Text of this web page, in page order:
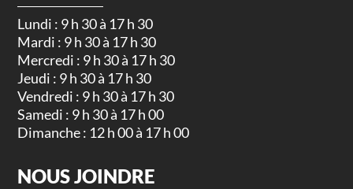
Lundi : 9 h 30 à 17 h 30
Mardi : 9 h 30 à 17 h 30
Mercredi : 9 h 30 à 17 h 30
Jeudi : 9 h 30 à 17 h 30
Vendredi : 9 h 30 à 17 h 30
Samedi : 9 h 30 à 17 h 00
Dimanche : 12 h 00 à 17 h 00
NOUS JOINDRE